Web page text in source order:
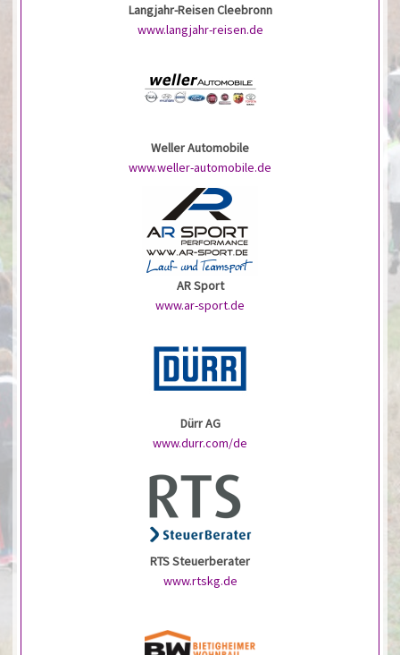
Langjahr-Reisen Cleebronn
www.langjahr-reisen.de
Weller Automobile
www.weller-automobile.de
AR Sport
www.ar-sport.de
Dürr AG
www.durr.com/de
RTS Steuerberater
www.rtskg.de